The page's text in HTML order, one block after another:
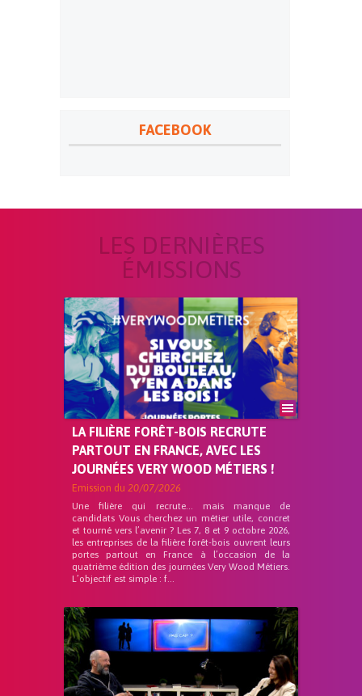
FACEBOOK
LES DERNIÈRES
ÉMISSIONS
LA FILIÈRE FORÊT-BOIS RECRUTE
PARTOUT EN FRANCE, AVEC LES
JOURNÉES VERY WOOD MÉTIERS !
Emission du 20/07/2026
Une filière qui recrute… mais manque de
candidats Vous cherchez un métier utile, concret
et tourné vers l’avenir ? Les 7, 8 et 9 octobre 2026,
les entreprises de la filière forêt-bois ouvrent leurs
portes partout en France à l’occasion de la
quatrième édition des journées Very Wood Métiers.
L’objectif est simple : f...